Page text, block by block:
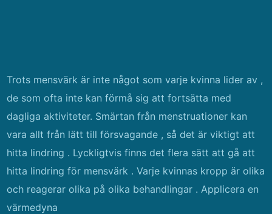
Trots mensvärk är inte något som varje kvinna lider av ,
de som ofta inte kan förmå sig att fortsätta med
dagliga aktiviteter. Smärtan från menstruationer kan
vara allt från lätt till försvagande , så det är viktigt att
hitta lindring . Lyckligtvis finns det flera sätt att gå att
hitta lindring för mensvärk . Varje kvinnas kropp är olika
och reagerar olika på olika behandlingar . Applicera en
värmedyna